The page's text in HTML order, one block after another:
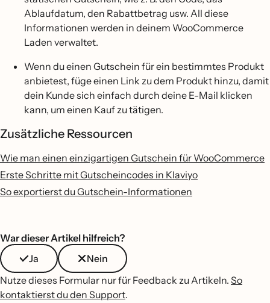
Ablaufdatum, den Rabattbetrag usw. All diese
Informationen werden in deinem WooCommerce
Laden verwaltet.
Wenn du einen Gutschein für ein bestimmtes Produkt
anbietest, füge einen Link zu dem Produkt hinzu, damit
dein Kunde sich einfach durch deine E-Mail klicken
kann, um einen Kauf zu tätigen.
Zusätzliche Ressourcen
Wie man einen einzigartigen Gutschein für WooCommerce
Erste Schritte mit Gutscheincodes in Klaviyo
So exportierst du Gutschein-Informationen
War dieser Artikel hilfreich?
Ja
Nein
Nutze dieses Formular nur für Feedback zu Artikeln. So
kontaktierst du den Support.